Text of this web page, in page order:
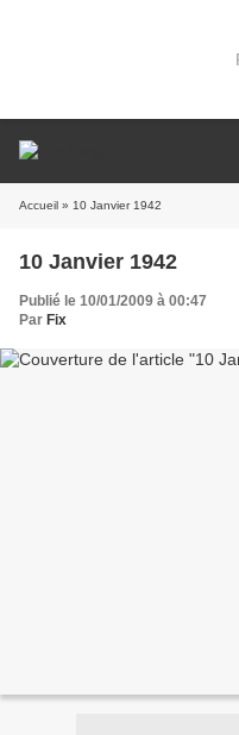
Accueil » 10 Janvier 1942
10 Janvier 1942
Publié le 10/01/2009 à 00:47
Par Fix